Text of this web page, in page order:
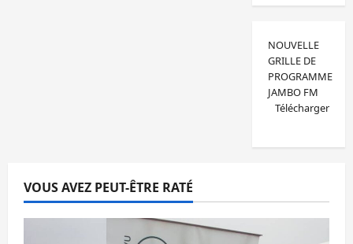
NOUVELLE
GRILLE DE
PROGRAMME
JAMBO FM
Télécharger
VOUS AVEZ PEUT-ÊTRE RATÉ